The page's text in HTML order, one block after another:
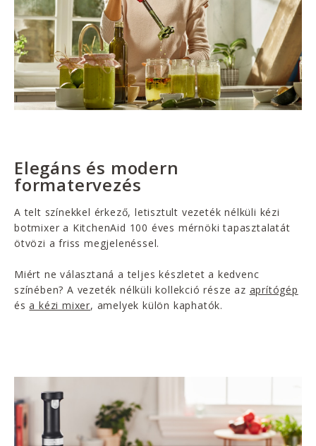
Elegáns és modern
formatervezés
A telt színekkel érkező, letisztult vezeték nélküli kézi
botmixer a KitchenAid 100 éves mérnöki tapasztalatát
ötvözi a friss megjelenéssel.
Miért ne választaná a teljes készletet a kedvenc
színében? A vezeték nélküli kollekció része az aprítógép
ésa kézi mixer, amelyek külön kaphatók.